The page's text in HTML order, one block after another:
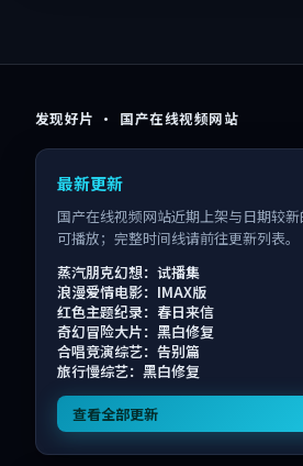
发现好片 · 国产在线视频网站
最新更新
国产在线视频网站近期上架与日期较
可播放；完整时间线请前往更新列表。
蒸汽朋克幻想：试播集
浪漫爱情电影：IMAX版
红色主题纪录：春日来信
奇幻冒险大片：黑白修复
合唱竞演综艺：告别篇
旅行慢综艺：黑白修复
查看全部更新